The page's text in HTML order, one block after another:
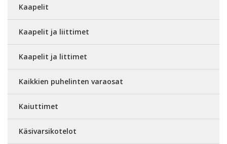
Kaapelit
Kaapelit ja liittimet
Kaapelit ja littimet
Kaikkien puhelinten varaosat
Kaiuttimet
Käsivarsikotelot